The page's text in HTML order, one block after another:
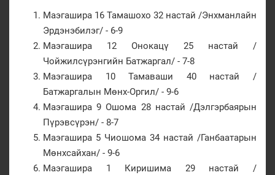
Маэгашира 16 Тамашохо 32 настай /Энхманлайн
Эрдэнэбилэг/ - 6-9
Маэгашира 12 Онокацү 25 настай /
Чойжилсүрэнгийн Батжаргал/ - 7-8
Маэгашира 10 Тамаваши 40 настай /
Батжаргалын Мөнх-Оргил/ - 9-6
Маэгашира 9 Ошома 28 настай /Дэлгэрбаярын
Пүрэвсүрэн/ - 8-7
Маэгашира 5 Чиошома 34 настай /Ганбаатарын
Мөнхсайхан/ - 9-6
Маэгашира 1 Киришима 29 настай /